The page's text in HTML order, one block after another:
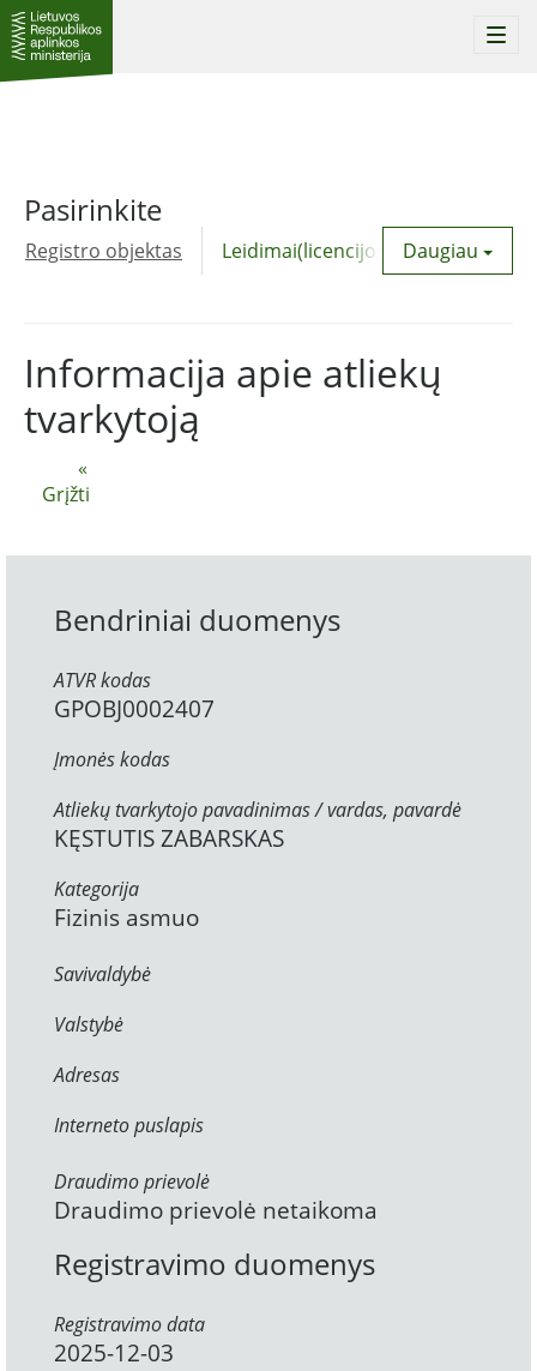
Pasirinkite
Registro objektas Leidimai(licencijos) Daugiau
«
Grįžti
Informacija apie atliekų
tvarkytoją
Bendriniai duomenys
ATVR kodas
GPOBJ0002407
Įmonės kodas
Atliekų tvarkytojo pavadinimas / vardas, pavardė
KĘSTUTIS ZABARSKAS
Kategorija
Fizinis asmuo
Savivaldybė
Valstybė
Adresas
Interneto puslapis
Draudimo prievolė
Draudimo prievolė netaikoma
Registravimo duomenys
Registravimo data
2025-12-03